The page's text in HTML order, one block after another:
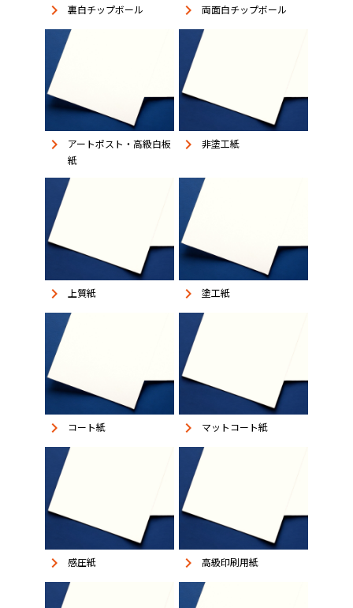
keyboard_arrow_right 裏白チップボール keyboard_arrow_right 両面白チップボール
keyboard_arrow_right
アートポスト・高級白板
紙
keyboard_arrow_right 非塗工紙
keyboard_arrow_right 上質紙 keyboard_arrow_right 塗工紙
keyboard_arrow_right コート紙 keyboard_arrow_right マットコート紙
keyboard_arrow_right 感圧紙 keyboard_arrow_right 高級印刷用紙